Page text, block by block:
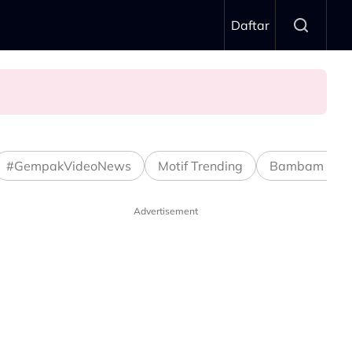
Daftar
#GempakVideoNews Motif Trending Bambam
Advertisement